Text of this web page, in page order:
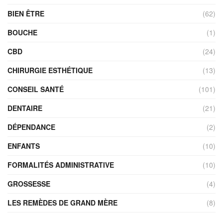
BIEN ÊTRE
(62)
BOUCHE
(1)
CBD
(24)
CHIRURGIE ESTHÉTIQUE
(13)
CONSEIL SANTÉ
(101)
DENTAIRE
(21)
DÉPENDANCE
(2)
ENFANTS
(10)
FORMALITÉS ADMINISTRATIVE
(10)
GROSSESSE
(4)
LES REMÈDES DE GRAND MÈRE
(8)